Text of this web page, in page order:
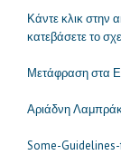
Κάντε κλικ στην
κατεβάσετε το
Μετάφραση στα
Αριάδνη
Some-